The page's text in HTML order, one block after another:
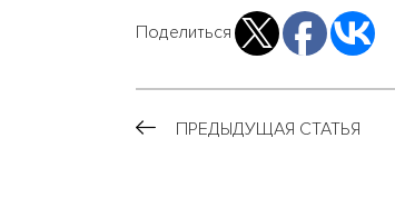
Поделиться
ПРЕДЫДУЩАЯ СТАТЬЯ